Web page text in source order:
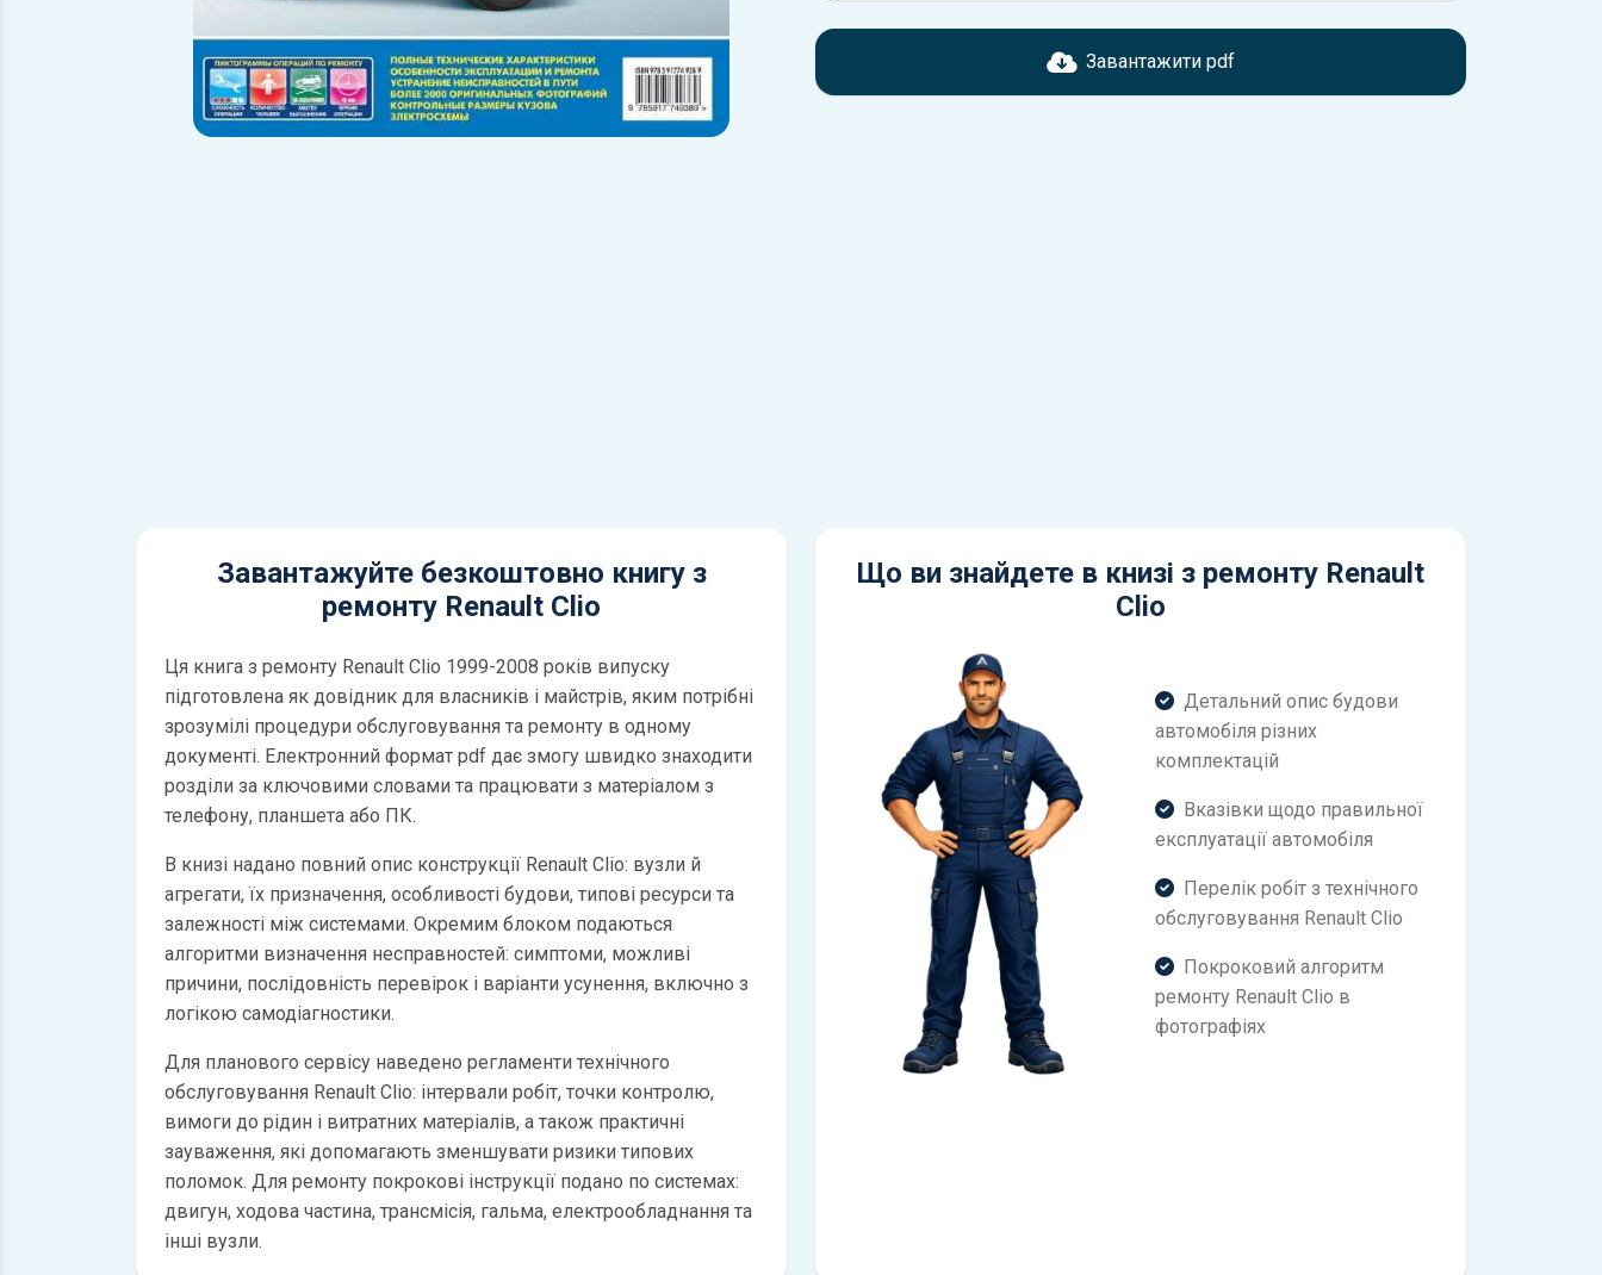
Перед завантаженням ознайомтесь з характеристиками Renault Clio, що
надані в книзі. Можливі розбіжності, якщо рік випуску або комплектація
Завантажити pdf
Завантажуйте безкоштовно книгу з
ремонту Renault Clio
Ця книга з ремонту Renault Clio 1999-2008 років випуску
підготовлена як довідник для власників і майстрів, яким потрібні
зрозумілі процедури обслуговування та ремонту в одному
документі. Електронний формат pdf дає змогу швидко знаходити
розділи за ключовими словами та працювати з матеріалом з
телефону, планшета або ПК.
В книзі надано повний опис конструкції Renault Clio: вузли й
агрегати, їх призначення, особливості будови, типові ресурси та
залежності між системами. Окремим блоком подаються
алгоритми визначення несправностей: симптоми, можливі
причини, послідовність перевірок і варіанти усунення, включно з
логікою самодіагностики.
Для планового сервісу наведено регламенти технічного
обслуговування Renault Clio: інтервали робіт, точки контролю,
вимоги до рідин і витратних матеріалів, а також практичні
зауваження, які допомагають зменшувати ризики типових
поломок. Для ремонту покрокові інструкції подано по системах:
двигун, ходова частина, трансмісія, гальма, електрообладнання та
інші вузли.
Що ви знайдете в книзі з ремонту Renault
Clio
Детальний опис будови
автомобіля різних
комплектацій
Вказівки щодо правильної
експлуатації автомобіля
Перелік робіт з технічного
обслуговування Renault Clio
Покроковий алгоритм
ремонту Renault Clio в
фотографіях